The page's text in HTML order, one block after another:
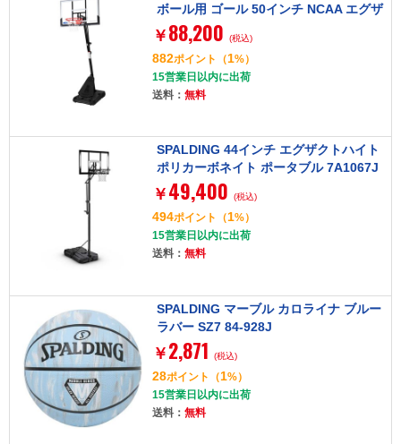
ボール用 ゴール 50インチ NCAA エグザ
クトハイト アクリルポータブル E6A99
4
￥ 88,200 (税込)
882ポイント （1%）
15営業日以内に出荷
送料： 無料
SPALDING 44インチ エグザクトハイト
ポリカーボネイト ポータブル 7A1067J
P
￥ 49,400 (税込)
494ポイント （1%）
15営業日以内に出荷
送料： 無料
SPALDING マーブル カロライナ ブルー
ラバー SZ7 84-928J
￥ 2,871 (税込)
28ポイント （1%）
15営業日以内に出荷
送料： 無料